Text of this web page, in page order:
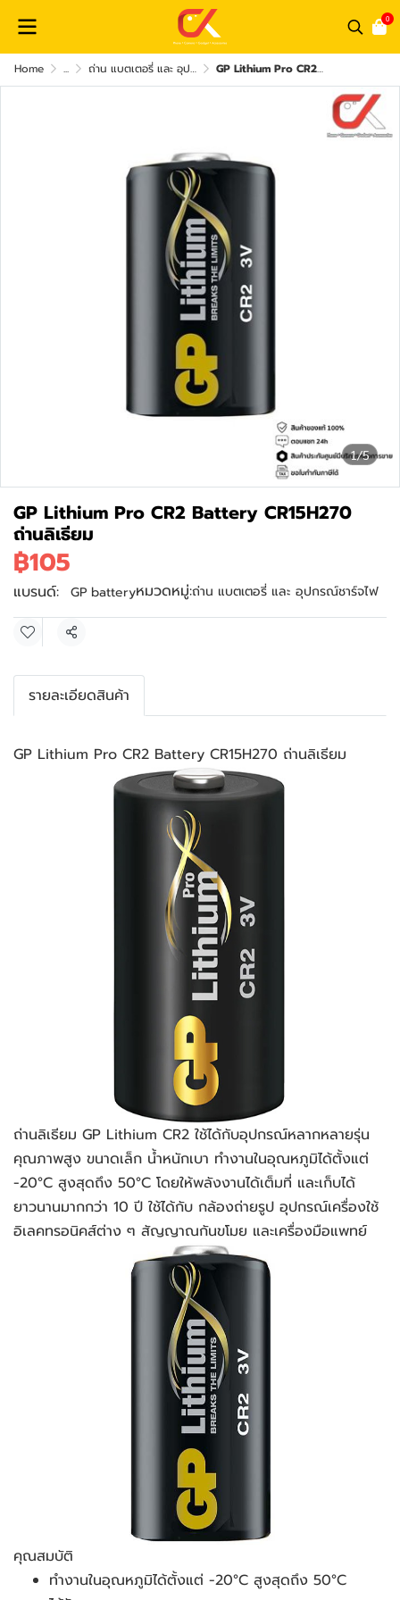
0
Home ... ถ่าน แบตเตอรี่ และ อุปกรณ์ชาร์จไฟ GP Lithium Pro CR2 Battery CR15H270 ถ่านลิเธียม
1/5
GP Lithium Pro CR2 Battery CR15H270
ถ่านลิเธียม
฿105
แบรนด์: GP batteryหมวดหมู่:ถ่าน แบตเตอรี่ และ อุปกรณ์ชาร์จไฟ
แชร์
รายละเอียดสินค้า
GP Lithium Pro CR2 Battery CR15H270 ถ่านลิเธียม
ถ่านลิเธียม GP Lithium CR2 ใช้ได้กับอุปกรณ์หลากหลายรุ่น
คุณภาพสูง ขนาดเล็ก น้ำหนักเบา ทำงานในอุณหภูมิได้ตั้งแต่
-20°C สูงสุดถึง 50°C โดยให้พลังงานได้เต็มที่ และเก็บได้
ยาวนานมากกว่า 10 ปี ใช้ได้กับ กล้องถ่ายรูป อุปกรณ์เครื่องใช้
อิเลคทรอนิคส์ต่าง ๆ สัญญาณกันขโมย และเครื่องมือแพทย์
คุณสมบัติ
ทำงานในอุณหภูมิได้ตั้งแต่ -20°C สูงสุดถึง 50°C